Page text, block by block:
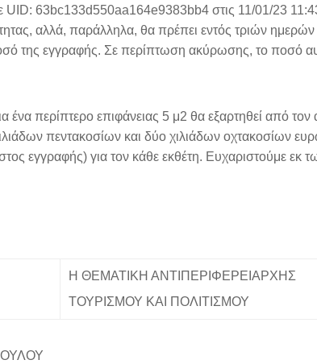
UID: 63bc133d550aa164e9383bb4 στις 11/01/23
αλλά, παράλληλα, θα πρέπει εντός τριών
της εγγραφής. Σε περίπτωση ακύρωσης, το ποσό
ένα περίπτερο επιφάνειας 5 μ2 θα εξαρτηθεί από τον
πεντακοσίων και δύο χιλιάδων οχτακοσίων
εγγραφής) για τον κάθε εκθέτη. Ευχαριστούμε εκ
Η ΘΕΜΑΤΙΚΗ ΑΝΤΙΠΕΡΙΦΕΡΕΙΑΡΧΗΣ
ΤΟΥΡΙΣΜΟΥ ΚΑΙ ΠΟΛΙΤΙΣΜΟΥ